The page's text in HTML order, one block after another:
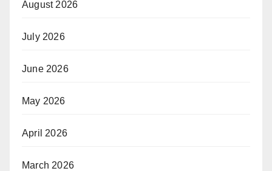
August 2026
July 2026
June 2026
May 2026
April 2026
March 2026